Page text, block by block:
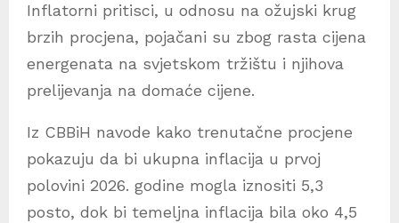
Inflatorni pritisci, u odnosu na ožujski krug
brzih procjena, pojačani su zbog rasta cijena
energenata na svjetskom tržištu i njihova
prelijevanja na domaće cijene.
Iz CBBiH navode kako trenutačne procjene
pokazuju da bi ukupna inflacija u prvoj
polovini 2026. godine mogla iznositi 5,3
posto, dok bi temeljna inflacija bila oko 4,5